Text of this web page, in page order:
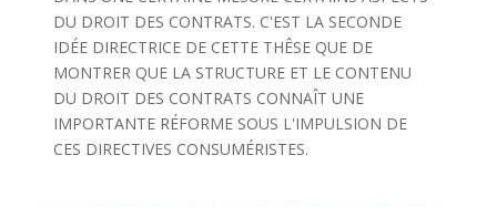
DU DROIT DES CONTRATS. C'EST LA SECONDE
IDÉE DIRECTRICE DE CETTE THÊSE QUE DE
MONTRER QUE LA STRUCTURE ET LE CONTENU
DU DROIT DES CONTRATS CONNAÎT UNE
IMPORTANTE RÉFORME SOUS L'IMPULSION DE
CES DIRECTIVES CONSUMÉRISTES.